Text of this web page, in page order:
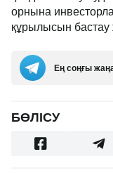
орнына
құрылысын бастау
Ең соңғы
БӨЛІСУ